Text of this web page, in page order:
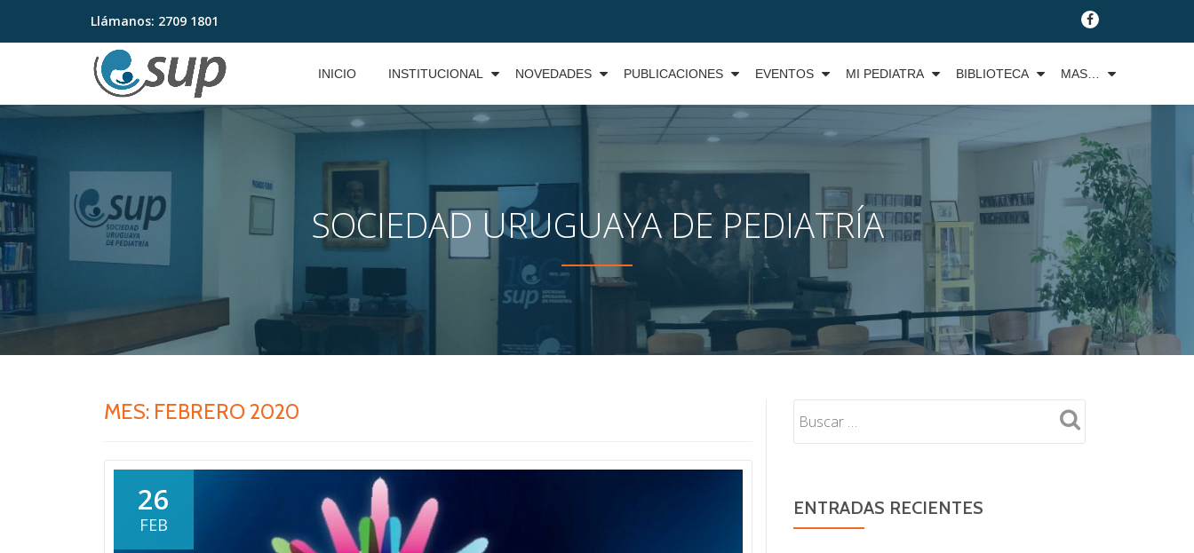
Saltar
Llámanos: 2709 1801
fa-
facebook
INICIO INSTITUCIONAL NOVEDADES PUBLICACIONES EVENTOS MI PEDIATRA BIBLIOTECA MAS…
SOCIEDAD URUGUAYA DE PEDIATRÍA
MES: FEBRERO 2020
26
FEB
ENTRADAS RECIENTES